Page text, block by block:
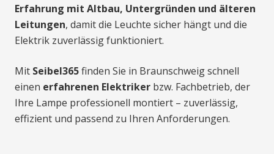
Erfahrung mit Altbau, Untergründen und älteren
Leitungen, damit die Leuchte sicher hängt und die
Elektrik zuverlässig funktioniert.
Mit Seibel365finden Sie in Braunschweig schnell
einen erfahrenen Elektriker bzw. Fachbetrieb, der
Ihre Lampe professionell montiert – zuverlässig,
effizient und passend zu Ihren Anforderungen.